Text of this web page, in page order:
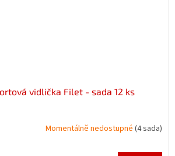
vidlička Filet - sada 12 ks
Momentálně nedostupné (4 sada)